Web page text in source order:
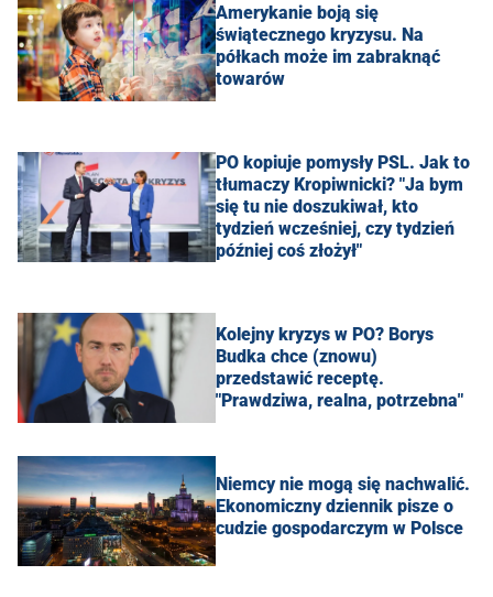
Amerykanie boją się
świątecznego kryzysu. Na
półkach może im zabraknąć
towarów
PO kopiuje pomysły PSL. Jak to
tłumaczy Kropiwnicki? "Ja bym
się tu nie doszukiwał, kto
tydzień wcześniej, czy tydzień
później coś złożył"
Kolejny kryzys w PO? Borys
Budka chce (znowu)
przedstawić receptę.
"Prawdziwa, realna, potrzebna"
Niemcy nie mogą się nachwalić.
Ekonomiczny dziennik pisze o
cudzie gospodarczym w Polsce